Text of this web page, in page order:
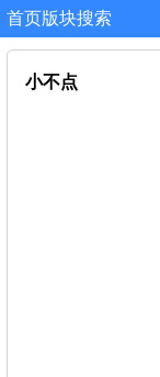
首页版块搜索
小不点